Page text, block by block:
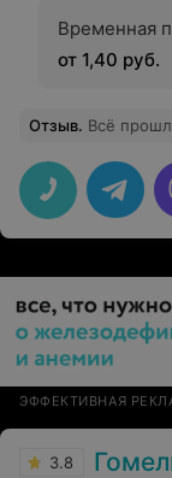
Временная
от 1,40 руб.
Отзыв. Всё
ЭФФЕКТИВНАЯ
3.8 Гомельская